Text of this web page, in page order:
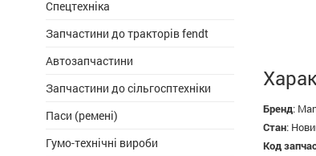
Бренд:
Стан:
Код
Спецтехніка
Запчастини до тракторів fendt
Автозапчастини
Запчастини до сільгосптехніки
Паси (ремені)
Гумо-технічні вироби